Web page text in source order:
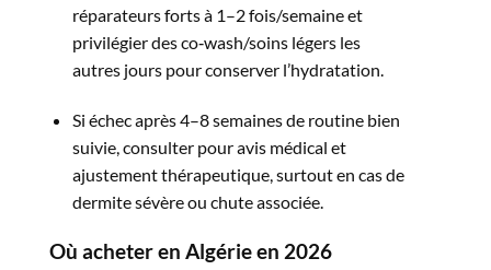
réparateurs forts à 1–2 fois/semaine et
privilégier des co‑wash/soins légers les
autres jours pour conserver l’hydratation.​
Si échec après 4–8 semaines de routine bien
suivie, consulter pour avis médical et
ajustement thérapeutique, surtout en cas de
dermite sévère ou chute associée.​
Où acheter en Algérie en 2026